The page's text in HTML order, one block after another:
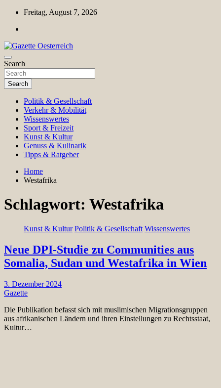
Skip
content
Freitag, August 7, 2026
Gazette Oesterreich
Magazin für Freizeit, Politik, Kultur & Wissenschaft
Search
Search
Politik & Gesellschaft
Verkehr & Mobilität
Wissenswertes
Sport & Freizeit
Kunst & Kultur
Genuss & Kulinarik
Tipps & Ratgeber
Home
Westafrika
Schlagwort: Westafrika
Kunst & Kultur Politik & Gesellschaft Wissenswertes
Neue DPI-Studie zu Communities aus
Somalia, Sudan und Westafrika in Wien
3. Dezember 2024
Gazette
Die Publikation befasst sich mit muslimischen Migrationsgruppen
aus afrikanischen Ländern und ihren Einstellungen zu Rechtsstaat,
Kultur…